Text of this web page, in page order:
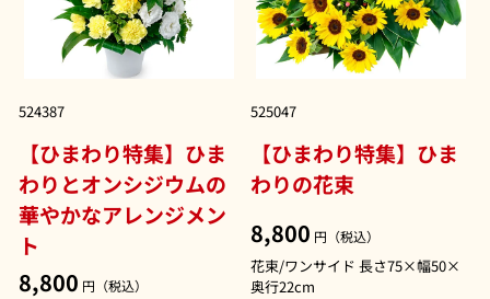
524387
【ひまわり特集】ひま
わりとオンシジウムの
華やかなアレンジメン
ト
8,800 円（税込）
525047
【ひまわり特集】ひま
わりの花束
8,800 円（税込）
花束/ワンサイド 長さ75×幅50×
奥行22cm